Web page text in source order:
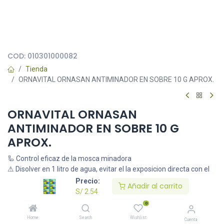
Precio:
S/ 2.54
Añadir al carrito
Home Search
0
Wishlist Cuenta
COD: 010301000082
Tienda
ORNAVITAL ORNASAN ANTIMINADOR EN SOBRE 10 G APROX.
ORNAVITAL ORNASAN
ANTIMINADOR EN SOBRE 10 G
APROX.
🦾 Control eficaz de la mosca minadora
⚠ Disolver en 1 litro de agua, evitar el la exposicion directa con el